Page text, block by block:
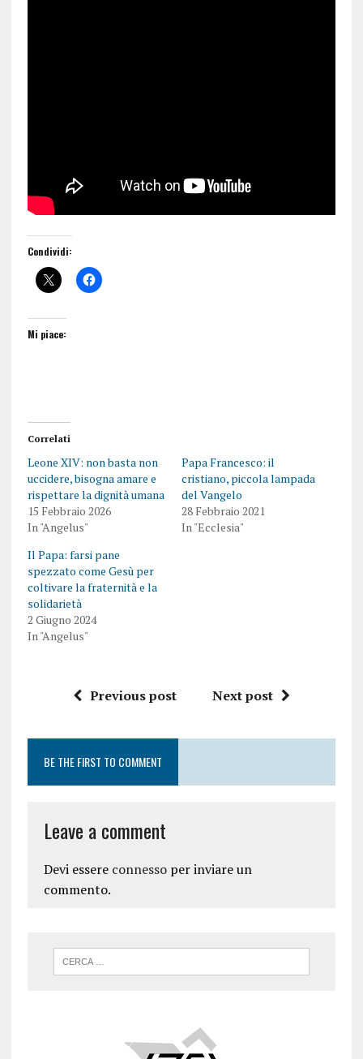
Condividi:
Mi piace:
Correlati
Leone XIV: non basta non
uccidere, bisogna amare e
rispettare la dignità umana
15 Febbraio 2026
In "Angelus"
Papa Francesco: il
cristiano, piccola lampada
del Vangelo
28 Febbraio 2021
In "Ecclesia"
Il Papa: farsi pane
spezzato come Gesù per
coltivare la fraternità e la
solidarietà
2 Giugno 2024
In "Angelus"
Previous post Next post
BE THE FIRST TO COMMENT
Leave a comment
Devi essere connessoper inviare un
commento.